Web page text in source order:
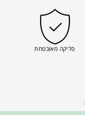
סליקה מאובטחת